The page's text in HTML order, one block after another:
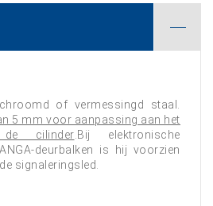
of vermessingd staal.
5 mm voor aanpassing aan het
cilinder .Bij elektronische
deurbalken is hij voorzien
signaleringsled.